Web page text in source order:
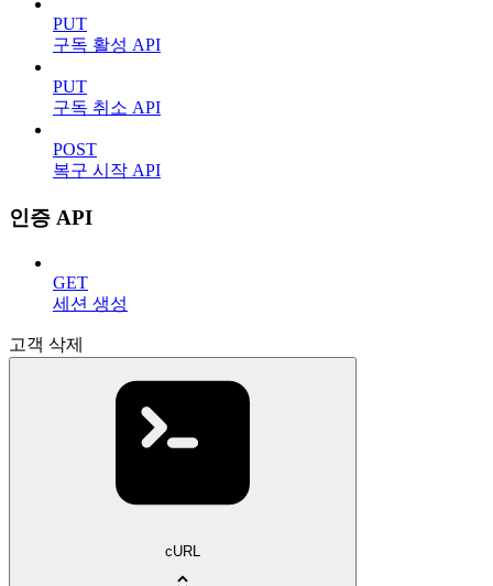
PUT
구독 활성 API
PUT
구독 취소 API
POST
복구 시작 API
인증 API
GET
세션 생성
고객 삭제
cURL